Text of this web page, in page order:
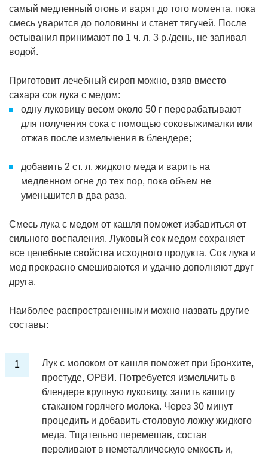
самый медленный огонь и варят до того момента, пока
смесь уварится до половины и станет тягучей. После
остывания принимают по 1 ч. л. 3 р./день, не запивая
водой.
Приготовит лечебный сироп можно, взяв вместо
сахара сок лука с медом:
одну луковицу весом около 50 г перерабатывают
для получения сока с помощью соковыжималки или
отжав после измельчения в блендере;
добавить 2 ст. л. жидкого меда и варить на
медленном огне до тех пор, пока объем не
уменьшится в два раза.
Смесь лука с медом от кашля поможет избавиться от
сильного воспаления. Луковый сок медом сохраняет
все целебные свойства исходного продукта. Сок лука и
мед прекрасно смешиваются и удачно дополняют друг
друга.
Наиболее распространенными можно назвать другие
составы:
Лук с молоком от кашля поможет при бронхите,
простуде, ОРВИ. Потребуется измельчить в
блендере крупную луковицу, залить кашицу
стаканом горячего молока. Через 30 минут
процедить и добавить столовую ложку жидкого
меда. Тщательно перемешав, состав
переливают в неметаллическую емкость и,